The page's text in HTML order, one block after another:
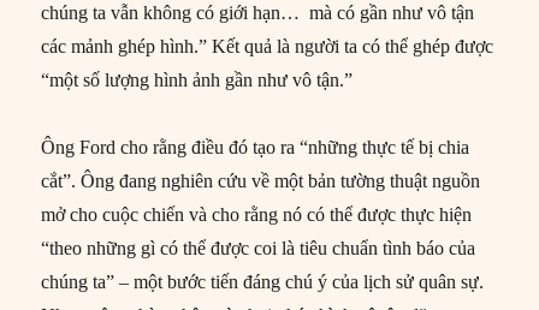
chúng ta vẫn không có giới hạn… mà có gần như vô tận
các mảnh ghép hình.” Kết quả là người ta có thể ghép được
“một số lượng hình ảnh gần như vô tận.”
Ông Ford cho rằng điều đó tạo ra “những thực tế bị chia
cắt”. Ông đang nghiên cứu về một bản tường thuật nguồn
mở cho cuộc chiến và cho rằng nó có thể được thực hiện
“theo những gì có thể được coi là tiêu chuẩn tình báo của
chúng ta” – một bước tiến đáng chú ý của lịch sử quân sự.